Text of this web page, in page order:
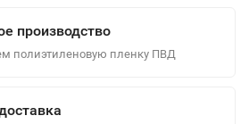
производство
полиэтиленовую пленку ПВД